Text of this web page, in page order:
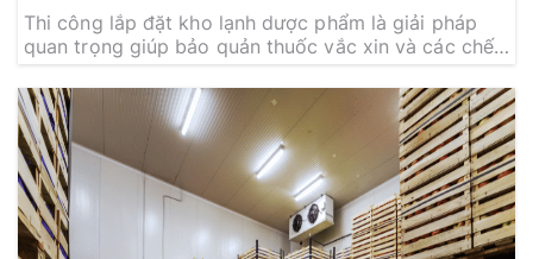
Thi công lắp đặt kho lạnh dược phẩm là giải pháp
quan trọng giúp bảo quản thuốc vắc xin và các chế
phẩm y tế trong môi trường nhiệt độ ổn định để duy
trì chất lượng, hiệu quả sử dụng. Liên hệ An Khánh
để được tư vấn và sở hữu hệ thống kho lạnh đạt
chuẩn GSP GDP GPP vận hành bền bỉ tối ưu chi phí.